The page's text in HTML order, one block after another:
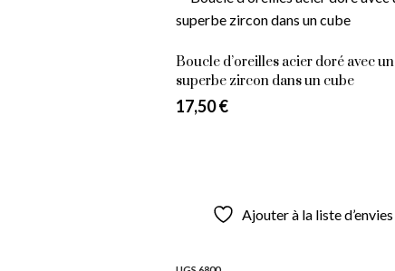
Boucle d’oreilles acier doré avec un
superbe zircon dans un cube
17,50€
Ajouter à la liste d’envies